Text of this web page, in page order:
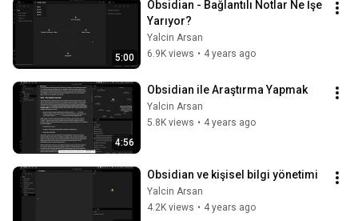
5:00
Obsidian - Bağlantılı Notlar Ne İşe
Yarıyor?
Yalcin Arsan
6.9K views • 4 years ago
4:56
Obsidian ile Araştırma Yapmak
Yalcin Arsan
5.8K views • 4 years ago
Obsidian ve kişisel bilgi yönetimi
Yalcin Arsan
4.2K views • 4 years ago